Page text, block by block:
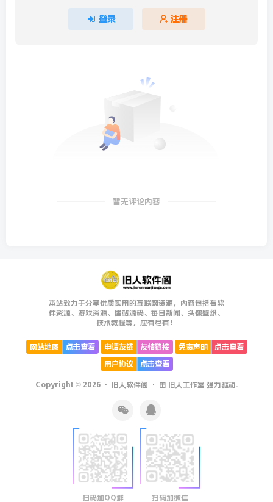
登录 注册
暂无评论内容
本站致力于分享优质实用的互联网资源，内容包括有软
件资源、游戏资源、建站源码、每日新闻、头像壁纸、
技术教程等，应有尽有！
网站地图 点击查看 申请友链 友情链接 免责声明
点击查看
用户协议
点击查看
Copyright © 2026 · 旧人软件阁 · 由 旧人工作室 强力驱动.
扫码加QQ群 扫码加微信